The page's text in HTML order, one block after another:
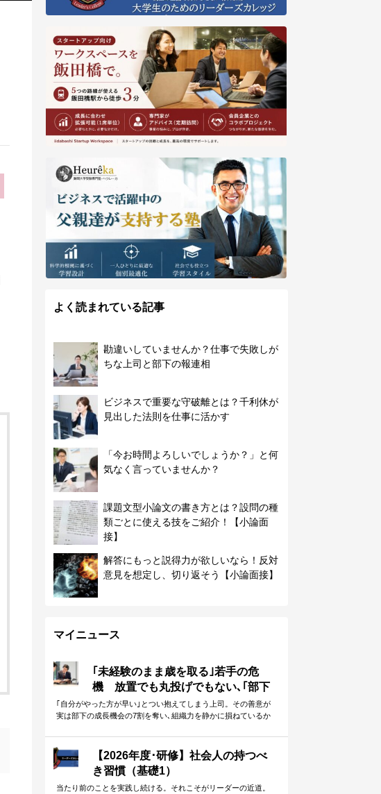
よく読まれている記事
勘違いしていませんか？仕事で失敗しが
ちな上司と部下の報連相
ビジネスで重要な守破離とは？千利休が
見出した法則を仕事に活かす
「今お時間よろしいでしょうか？」と何
気なく言っていませんか？
課題文型小論文の書き方とは？設問の種
類ごとに使える技をご紹介！【小論面
接】
解答にもっと説得力が欲しいなら！反対
意見を想定し、切り返そう【小論面接】
マイニュース
｢未経験のまま歳を取る｣若手の危
機 放置でも丸投げでもない､｢部下
に任せることができる上司｣になる
方法
｢自分がやった方が早い｣とつい抱えてしまう上司。その善意が
実は部下の成長機会の7割を奪い､組織力を静かに損ねているか
【2026年度･研修】社会人の持つべ
き習慣（基礎1）
当たり前のことを実践し続ける。それこそがリーダーの近道。